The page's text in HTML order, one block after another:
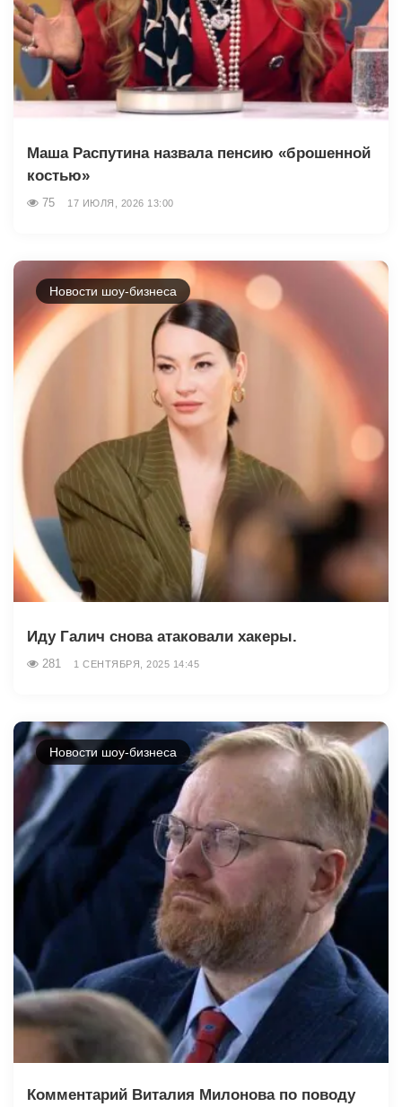
Маша Распутина назвала пенсию «брошенной
костью»
75 17 ИЮЛЯ, 2026 13:00
Новости шоу-бизнеса
Иду Галич снова атаковали хакеры.
281 1 СЕНТЯБРЯ, 2025 14:45
Новости шоу-бизнеса
Комментарий Виталия Милонова по поводу